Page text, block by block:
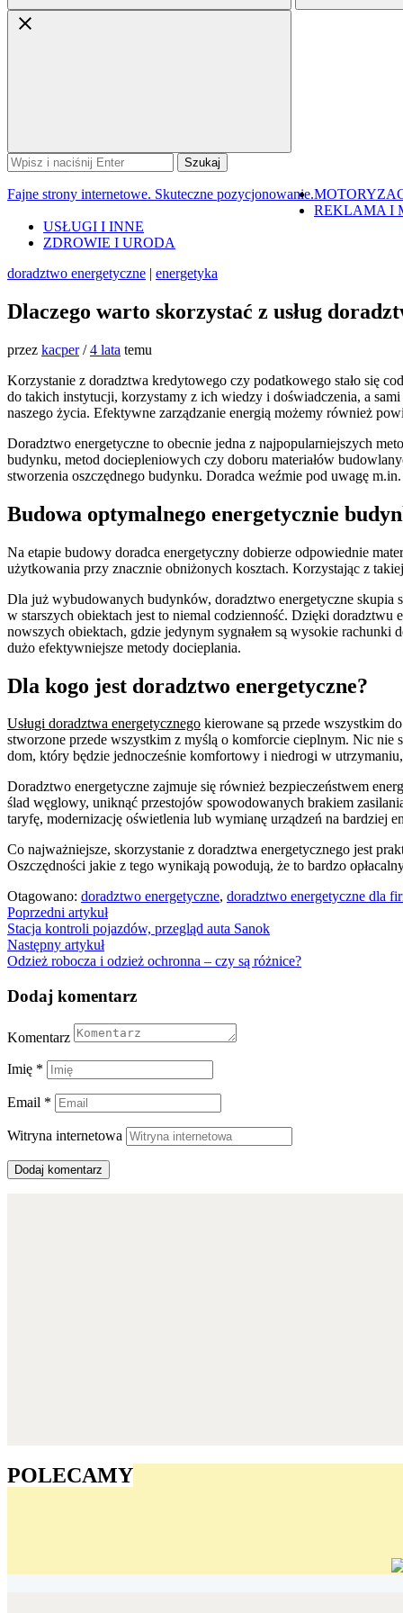
Szukaj:
Fajne strony internetowe. Skuteczne pozycjonowanie.
REKLAMA I
USŁUGI I INNE
ZDROWIE I URODA
doradztwo energetyczne | energetyka
Dlaczego warto skorzystać z usług
przez kacper/4 lata temu
Korzystanie z doradztwa kredytowego czy podatkowego stało się
do takich instytucji, korzystamy z ich wiedzy i doświadczenia, a
naszego życia. Efektywne zarządzanie energią możemy również
Doradztwo energetyczne to obecnie jedna z najpopularniejszych
budynku, metod dociepleniowych czy doboru materiałów
stworzenia oszczędnego budynku. Doradca weźmie pod uwagę
Budowa optymalnego energetycznie
Na etapie budowy doradca energetyczny dobierze odpowiednie
użytkowania przy znacznie obniżonych kosztach. Korzystając z
Dla już wybudowanych budynków, doradztwo energetyczne skupia
w starszych obiektach jest to niemal codzienność. Dzięki doradztwu
nowszych obiektach, gdzie jedynym sygnałem są wysokie rachunki
dużo efektywniejsze metody docieplania.
Dla kogo jest doradztwo energetyczne?
Usługi doradztwa energetycznego kierowane są przede wszystkim
stworzone przede wszystkim z myślą o komforcie cieplnym. Nic
dom, który będzie jednocześnie komfortowy i niedrogi w
Doradztwo energetyczne zajmuje się również bezpieczeństwem
ślad węglowy, uniknąć przestojów spowodowanych brakiem
taryfę, modernizację oświetlenia lub wymianę urządzeń na bardziej
Co najważniejsze, skorzystanie z doradztwa energetycznego jest
Oszczędności jakie z tego wynikają powodują, że to bardzo
Otagowano: doradztwo energetyczne, doradztwo energetyczne dla
Nawigacja
wpisu
Poprzedni artykuł
Stacja kontroli pojazdów, przegląd auta Sanok
Następny artykuł
Odzież robocza i odzież ochronna – czy są różnice?
Dodaj komentarz
Komentarz
Imię *
Email *
Witryna internetowa
POLECAMY